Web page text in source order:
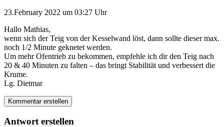
23.February 2022 um 03:27 Uhr
Hallo Mathias,
wenn sich der Teig von der Kesselwand löst, dann sollte dieser max.
noch 1/2 Minute geknetet werden.
Um mehr Ofentrieb zu bekommen, empfehle ich dir den Teig nach
20 & 40 Minuten zu falten – das bringt Stabilität und verbessert die
Krume.
Lg. Dietmar
Kommentar erstellen
Antwort erstellen